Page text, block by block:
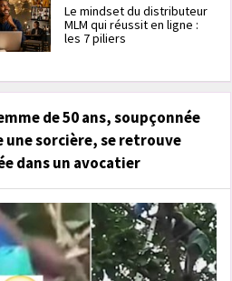
Le mindset du distributeur
MLM qui réussit en ligne :
les 7 piliers
de 50 ans, soupçonnée
une sorcière, se retrouve
dans un avocatier